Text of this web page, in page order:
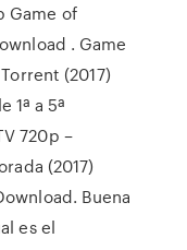
Game of
. Game
(2017)
1ª a 5ª
720p –
(2017)
Buena
es el